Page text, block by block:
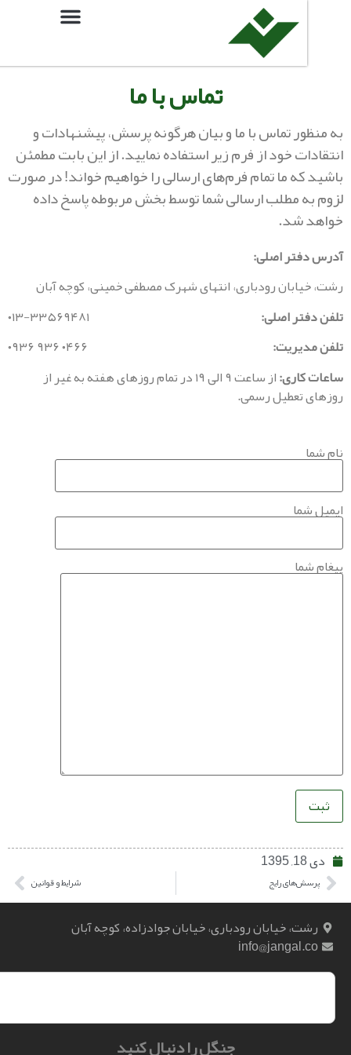
تماس با ما
تماس با ما و بیان هرگونه پرسش، پیشنهادات و
خود از فرم زیر استفاده نمایید. از این بابت مطمئن
ما تمام فرم‌های ارسالی را خواهیم خواند! در صورت
مطلب ارسالی شما توسط بخش مربوطه پاسخ داده
شد.
اصلی:
رودباری، انتهای شهرک مصطفی خمینی، کوچه آبان
اصلی:
۰۱۳-۳۳۵۶۹۴۸۱
۰۹۳۶ ۹۳۶ ۰۴۶۶
از ساعت ۹ الی ۱۹ در تمام روزهای هفته به غیر از
تعطیل رسمی.
رایج شرایط و قوانین
خیابان رودباری، خیابان جوادزاده، کوچه آبان
جنگل را دنبال کنید